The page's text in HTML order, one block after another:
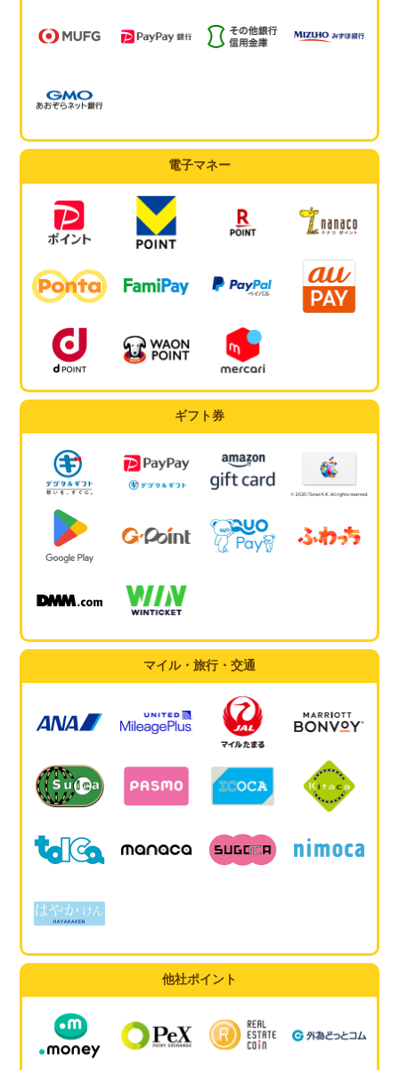
電子マネー
ギフト券
マイル・旅行・交通
他社ポイント